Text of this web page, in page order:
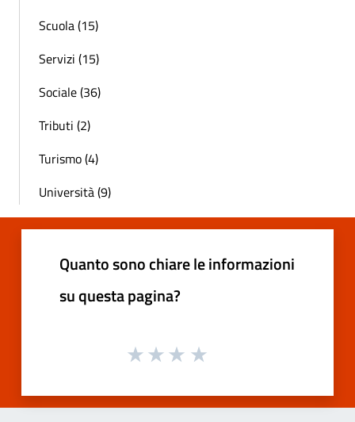
Scuola (15)
Servizi (15)
Sociale (36)
Tributi (2)
Turismo (4)
Università (9)
Quanto sono chiare le informazioni
su questa pagina?